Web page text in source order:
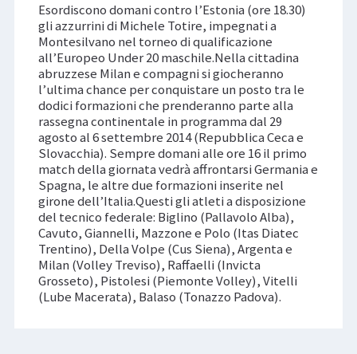
Esordiscono domani contro l’Estonia (ore 18.30)
gli azzurrini di Michele Totire, impegnati a
Montesilvano nel torneo di qualificazione
all’Europeo Under 20 maschile.Nella cittadina
abruzzese Milan e compagni si giocheranno
l’ultima chance per conquistare un posto tra le
dodici formazioni che prenderanno parte alla
rassegna continentale in programma dal 29
agosto al 6 settembre 2014 (Repubblica Ceca e
Slovacchia). Sempre domani alle ore 16 il primo
match della giornata vedrà affrontarsi Germania e
Spagna, le altre due formazioni inserite nel
girone dell’Italia.Questi gli atleti a disposizione
del tecnico federale: Biglino (Pallavolo Alba),
Cavuto, Giannelli, Mazzone e Polo (Itas Diatec
Trentino), Della Volpe (Cus Siena), Argenta e
Milan (Volley Treviso), Raffaelli (Invicta
Grosseto), Pistolesi (Piemonte Volley), Vitelli
(Lube Macerata), Balaso (Tonazzo Padova).